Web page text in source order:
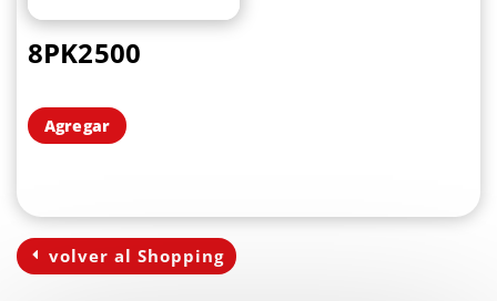
8PK2500
Agregar
volver al Shopping